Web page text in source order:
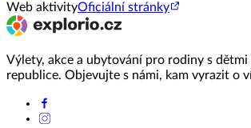
Web aktivityOficiální stránky
Výlety, akce a ubytování pro rodiny s dětmi
republice. Objevujte s námi, kam vyrazit o